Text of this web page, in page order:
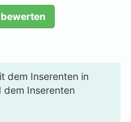
dem Inserenten in
Inserenten